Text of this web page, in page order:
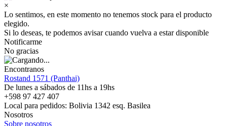
×
Lo sentimos, en este momento no tenemos stock para el producto
elegido.
Si lo deseas, te podemos avisar cuando vuelva a estar disponible
Notificarme
No gracias
Encontranos
Rostand 1571 (Panthai)
De lunes a sábados de 11hs a 19hs
+598 97 427 407
Local para pedidos: Bolivia 1342 esq. Basilea
Nosotros
Sobre nosotros